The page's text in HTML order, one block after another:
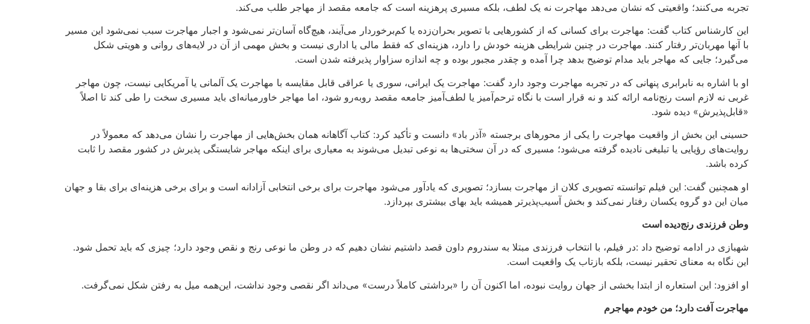
تجربه می‌کنند؛ واقعیتی که نشان می‌دهد مهاجرت نه یک لطف، بلکه مسیری پرهزینه است که جامعه مقصد از مهاجر طلب می‌کند.
این کارشناس کتاب گفت: مهاجرت برای کسانی که از کشورهایی با تصویر بحران‌زده یا کم‌برخوردار می‌آیند، هیچ‌گاه آسان‌تر نمی‌شود و اجبار مهاجرت سبب نمی‌شود این مسیر
با آنها مهربان‌تر رفتار کنند. مهاجرت در چنین شرایطی هزینه خودش را دارد، هزینه‌ای که فقط مالی یا اداری نیست و بخش مهمی از آن در لایه‌های روانی و هویتی شکل
می‌گیرد؛ جایی که مهاجر باید مدام توضیح بدهد چرا آمده و چقدر مجبور بوده و چه اندازه سزاوار پذیرفته شدن است.
او با اشاره به نابرابری پنهانی که در تجربه مهاجرت وجود دارد گفت: مهاجرت یک ایرانی، سوری یا عراقی قابل مقایسه با مهاجرت یک آلمانی یا آمریکایی نیست، چون مهاجر
غربی نه لازم است رنج‌نامه ارائه کند و نه قرار است با نگاه ترحم‌آمیز یا لطف‌آمیز جامعه مقصد روبه‌رو شود، اما مهاجر خاورمیانه‌ای باید مسیری سخت را طی کند تا اصلاً
«قابل‌پذیرش» دیده شود.
حسینی این بخش از واقعیت مهاجرت را یکی از محورهای برجسته «آذر باد» دانست و تأکید کرد: کتاب آگاهانه همان بخش‌هایی از مهاجرت را نشان می‌دهد که معمولاً در
روایت‌های رؤیایی یا تبلیغی نادیده گرفته می‌شود؛ مسیری که در آن سختی‌ها به نوعی تبدیل می‌شوند به معیاری برای اینکه مهاجر شایستگی پذیرش در کشور مقصد را ثابت
کرده باشد.
او همچنین گفت: این فیلم توانسته تصویری کلان از مهاجرت بسازد؛ تصویری که یادآور می‌شود مهاجرت برای برخی انتخابی آزادانه است و برای برخی هزینه‌ای برای بقا و جهان
میان این دو گروه یکسان رفتار نمی‌کند و بخش آسیب‌پذیرتر همیشه باید بهای بیشتری بپردازد.
وطن فرزندی رنج‌دیده است
شهبازی در ادامه توضیح داد :در فیلم، با انتخاب فرزندی مبتلا به سندروم داون قصد داشتیم نشان دهیم که در وطن ما نوعی رنج و نقص وجود دارد؛ چیزی که باید تحمل شود.
این نگاه به معنای تحقیر نیست، بلکه بازتاب یک واقعیت است.
او افزود: این استعاره از ابتدا بخشی از جهان روایت نبوده، اما اکنون آن را «برداشتی کاملاً درست» می‌داند اگر نقصی وجود نداشت، این‌همه میل به رفتن شکل نمی‌گرفت.
مهاجرت آفت دارد؛ من خودم مهاجرم